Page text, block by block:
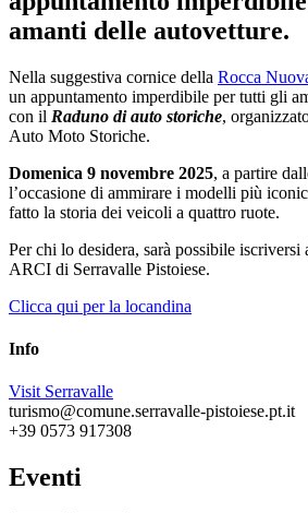
amanti delle autovetture.
Nella suggestiva cornice della Rocca
un appuntamento imperdibile per tutti gli
con il Raduno di auto storiche,
Auto Moto Storiche.
Domenica 9 novembre 2025, a partire
l’occasione di ammirare i modelli più
fatto la storia dei veicoli a quattro ruote.
Per chi lo desidera, sarà possibile
ARCI di Serravalle Pistoiese.
Clicca qui per la locandina
Info
Visit Serravalle
turismo@comune.serravalle-pistoiese.pt.it
+39 0573 917308
Eventi